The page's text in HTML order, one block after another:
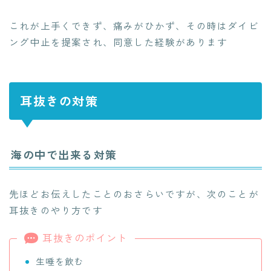
これが上手くできず、痛みがひかず、その時はダイビ
ング中止を提案され、同意した経験があります
耳抜きの対策
海の中で出来る対策
先ほどお伝えしたことのおさらいですが、次のことが
耳抜きのやり方です
耳抜きのポイント
生唾を飲む